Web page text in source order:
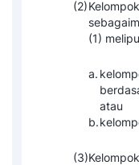
(2)
(1)
a.
atau
b.
(3)